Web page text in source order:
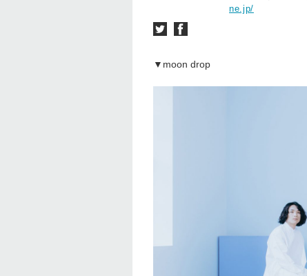
ne.jp/
▼moon drop